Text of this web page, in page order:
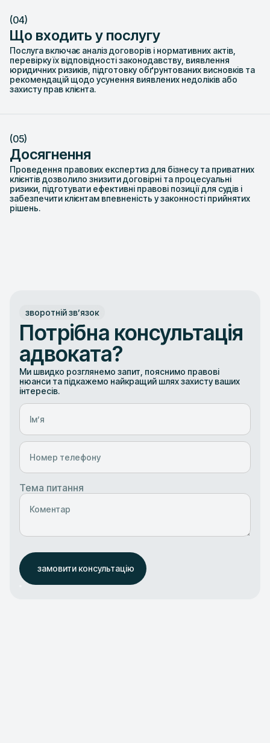
(04)
Що входить у послугу
Послуга включає аналіз договорів і нормативних актів,
перевірку їх відповідності законодавству, виявлення
юридичних ризиків, підготовку обґрунтованих висновків та
рекомендацій щодо усунення виявлених недоліків або
захисту прав клієнта.
(05)
Досягнення
Проведення правових експертиз для бізнесу та приватних
клієнтів дозволило знизити договірні та процесуальні
ризики, підготувати ефективні правові позиції для судів і
забезпечити клієнтам впевненість у законності прийнятих
рішень.
зворотній звʼязок
Потрібна консультація
адвоката?
Ми швидко розглянемо запит, пояснимо правові
нюанси та підкажемо найкращий шлях захисту ваших
інтересів.
Тема питання